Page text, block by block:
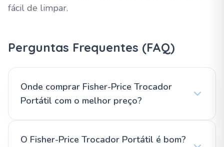
fácil de limpar.
Perguntas Frequentes (FAQ)
Onde comprar Fisher-Price Trocador
Portátil com o melhor preço?
O Fisher-Price Trocador Portátil é bom?